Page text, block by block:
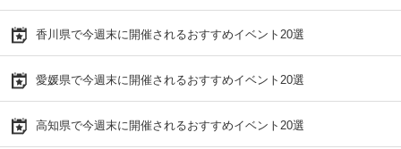
香川県で今週末に開催されるおすすめイベント20選
愛媛県で今週末に開催されるおすすめイベント20選
高知県で今週末に開催されるおすすめイベント20選